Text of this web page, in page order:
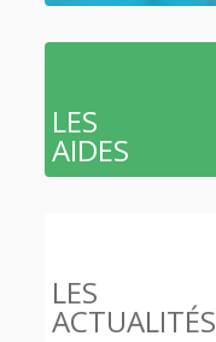
LES
AIDES
LES
ACTUALITÉS